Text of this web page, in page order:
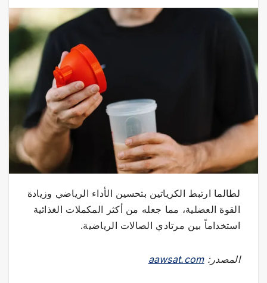
لطالما ارتبط الكرياتين بتحسين الأداء الرياضي وزيادة
القوة العضلية، مما جعله من أكثر المكملات الغذائية
استخداماً بين مرتادي الصالات الرياضية.
المصدر:aawsat.com